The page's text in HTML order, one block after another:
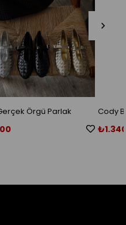
Cody Bordo Süet Gold Toka
₺1.340,00